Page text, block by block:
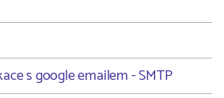
s google emailem - SMTP